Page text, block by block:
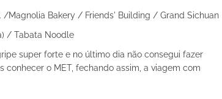
Magnolia Bakery / Friends' Building / Grand Sichuan
/ Tabata Noodle
super forte e no último dia não consegui fazer
conhecer o MET, fechando assim, a viagem com